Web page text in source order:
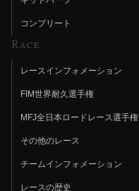
コンプリート
Race
レースインフォメーション
FIM世界耐久選手権
MFJ全日本ロードレース選手権
その他のレース
チームインフォメーション
レースの歴史